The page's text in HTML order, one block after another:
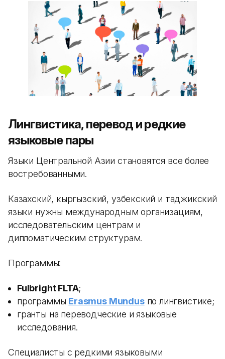
Лингвистика, перевод и редкие
языковые пары
Языки Центральной Азии становятся все более
востребованными.
Казахский, кыргызский, узбекский и таджикский
языки нужны международным организациям,
исследовательским центрам и
дипломатическим структурам.
Программы:
Fulbright FLTA;
программы Erasmus Mundusпо лингвистике;
гранты на переводческие и языковые
исследования.
Специалисты с редкими языковыми